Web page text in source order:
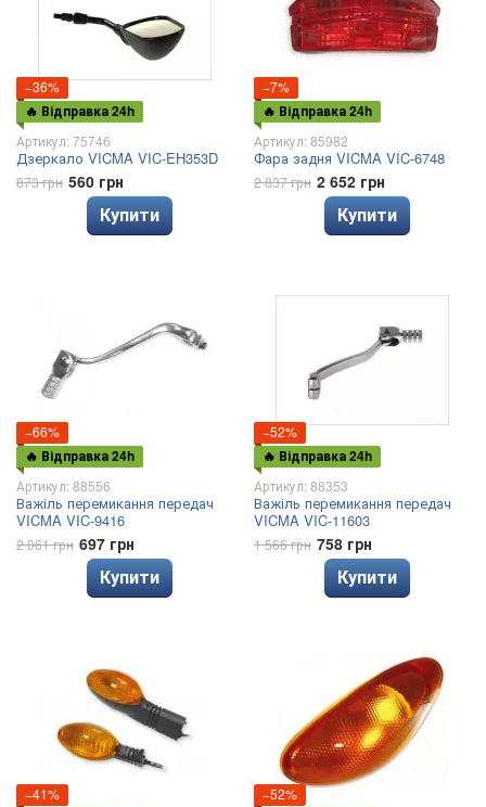
−36%
🔥 Відправка 24h
Артикул: 75746
Дзеркало VICMA VIC-EH353D
873 грн 560 грн
Купити
−7%
🔥 Відправка 24h
Артикул: 85982
Фара задня VICMA VIC-6748
2 837 грн 2 652 грн
Купити
−66%
🔥 Відправка 24h
Артикул: 88556
Важіль перемикання передач
VICMA VIC-9416
2 061 грн 697 грн
Купити
−52%
🔥 Відправка 24h
Артикул: 88353
Важіль перемикання передач
VICMA VIC-11603
1 566 грн 758 грн
Купити
−41% −52%